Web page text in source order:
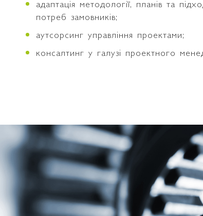
адаптація методології, планів та
потреб замовників;
аутсорсинг управління проектами;
консалтинг у галузі проектного